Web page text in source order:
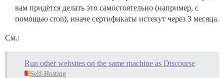
вам придётся делать это самостоятельно (например, с
помощью cron), иначе сертификаты истекут через 3 месяца.
См.:
Run other websites on the same machine as Discourse
Self-Hosting